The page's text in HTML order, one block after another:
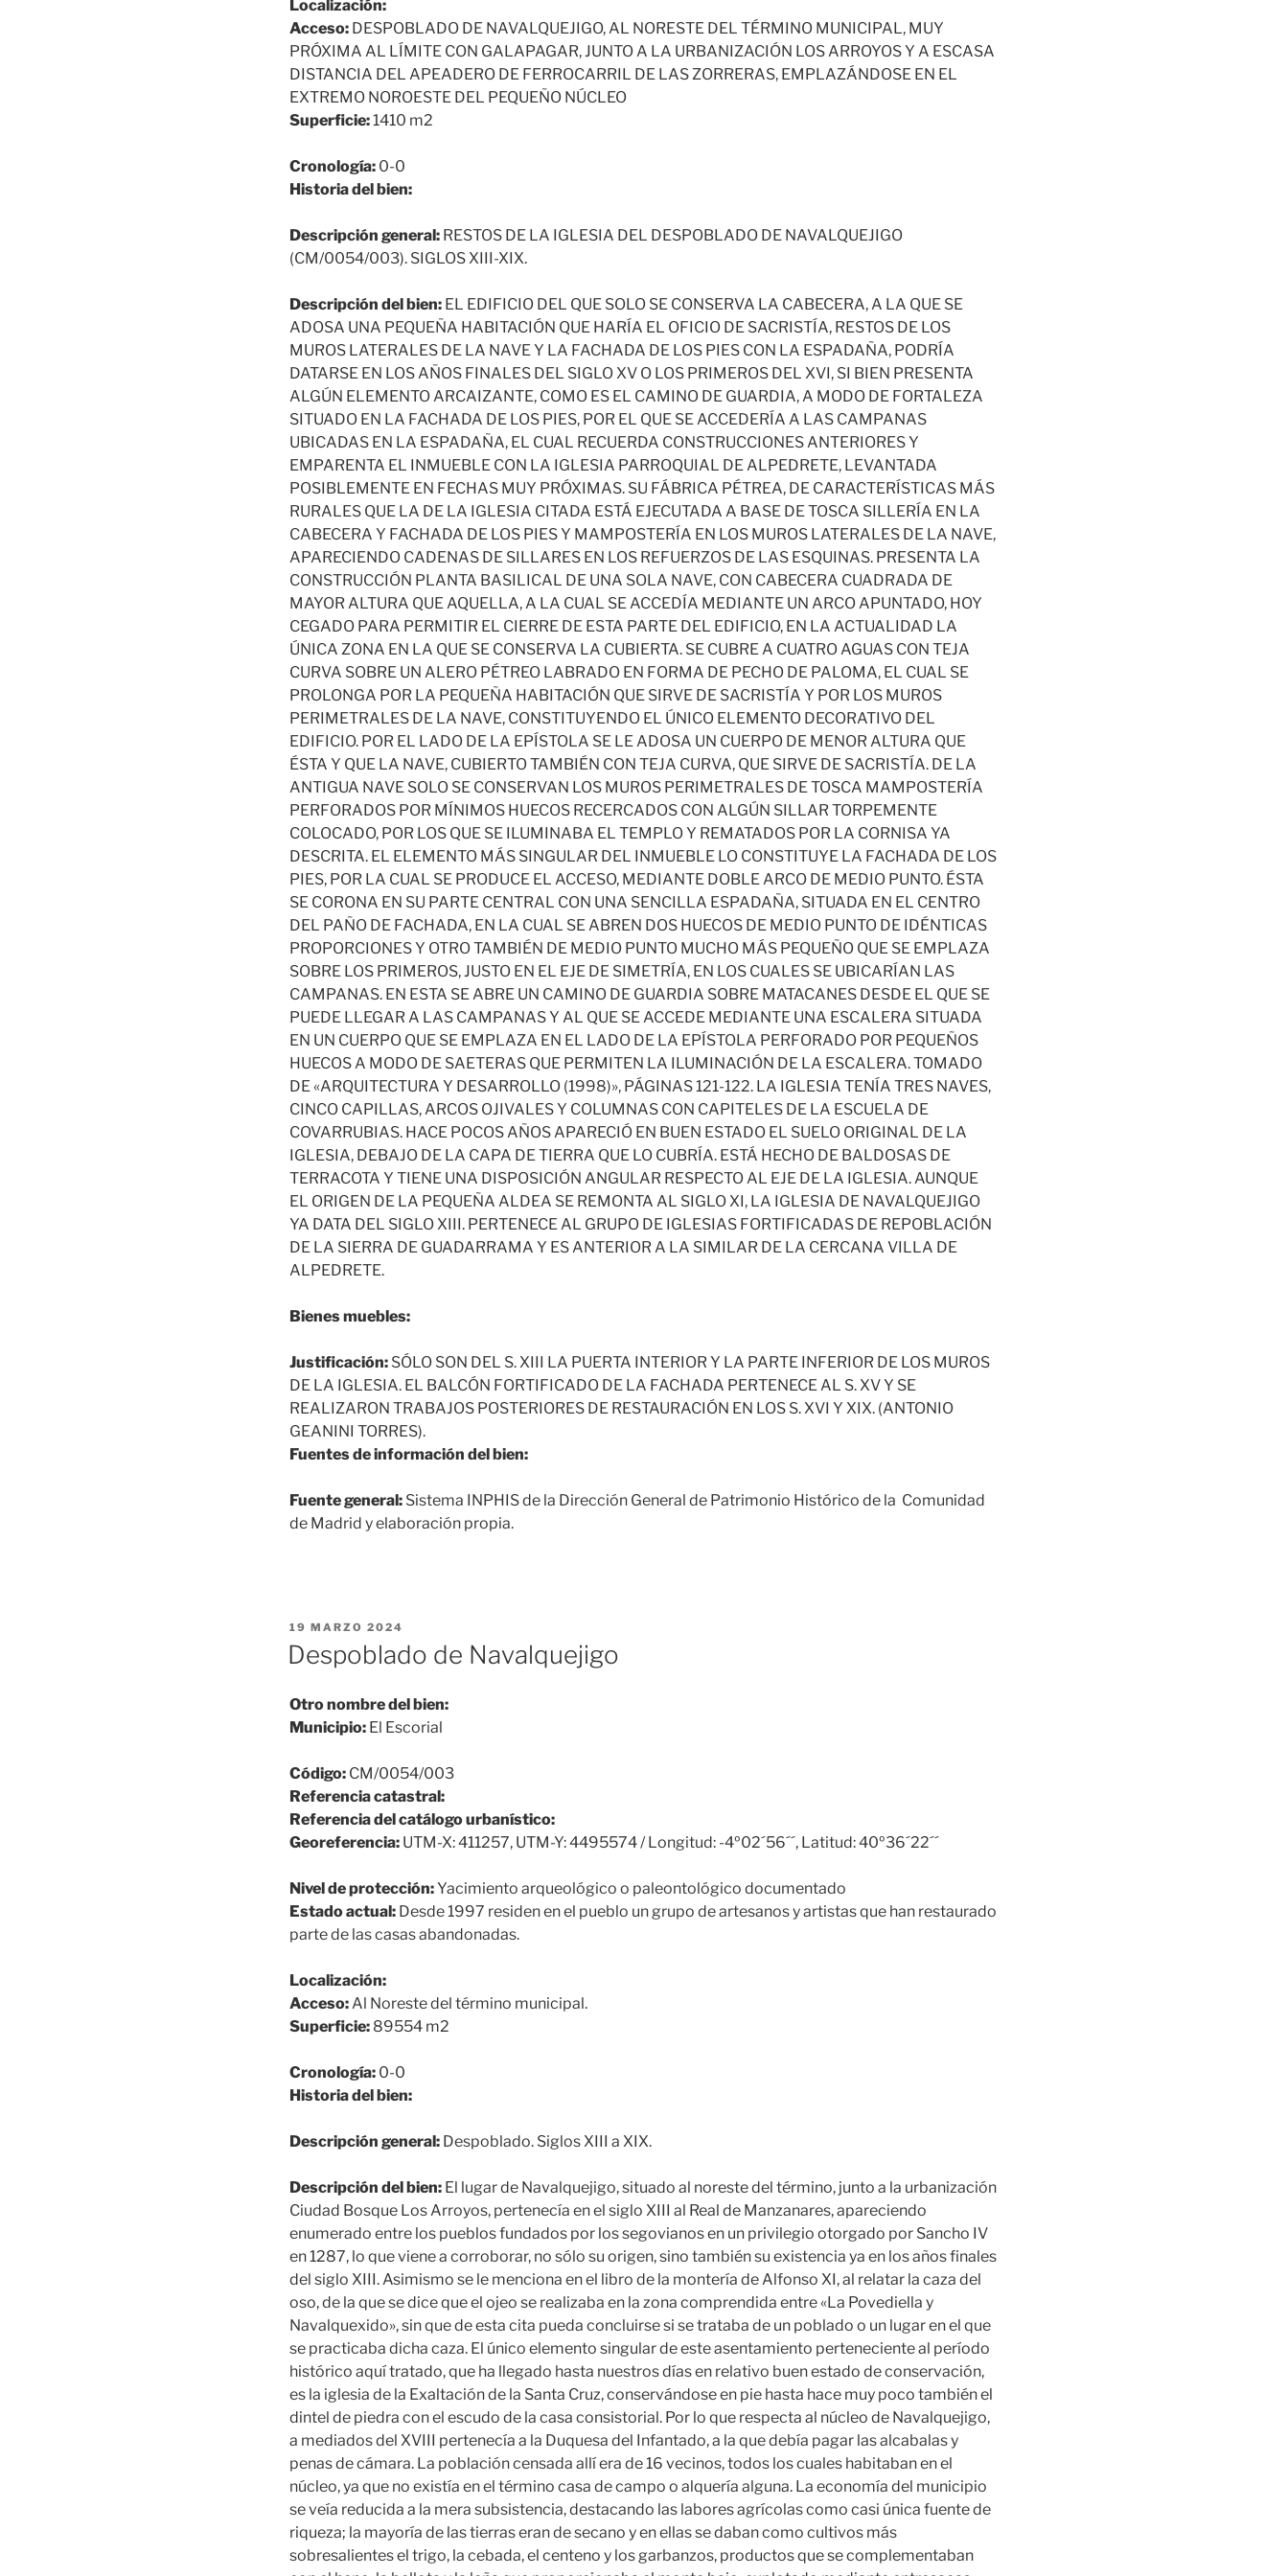
Localización:
Acceso: DESPOBLADO DE NAVALQUEJIGO, AL NORESTE DEL TÉRMINO MUNICIPAL, MUY
PRÓXIMA AL LÍMITE CON GALAPAGAR, JUNTO A LA URBANIZACIÓN LOS ARROYOS Y A ESCASA
DISTANCIA DEL APEADERO DE FERROCARRIL DE LAS ZORRERAS, EMPLAZÁNDOSE EN EL
EXTREMO NOROESTE DEL PEQUEÑO NÚCLEO
Superficie: 1410 m2
Cronología: 0-0
Historia del bien:
Descripción general: RESTOS DE LA IGLESIA DEL DESPOBLADO DE NAVALQUEJIGO
(CM/0054/003). SIGLOS XIII-XIX.
Descripción del bien: EL EDIFICIO DEL QUE SOLO SE CONSERVA LA CABECERA, A LA QUE SE
ADOSA UNA PEQUEÑA HABITACIÓN QUE HARÍA EL OFICIO DE SACRISTÍA, RESTOS DE LOS
MUROS LATERALES DE LA NAVE Y LA FACHADA DE LOS PIES CON LA ESPADAÑA, PODRÍA
DATARSE EN LOS AÑOS FINALES DEL SIGLO XV O LOS PRIMEROS DEL XVI, SI BIEN PRESENTA
ALGÚN ELEMENTO ARCAIZANTE, COMO ES EL CAMINO DE GUARDIA, A MODO DE FORTALEZA
SITUADO EN LA FACHADA DE LOS PIES, POR EL QUE SE ACCEDERÍA A LAS CAMPANAS
UBICADAS EN LA ESPADAÑA, EL CUAL RECUERDA CONSTRUCCIONES ANTERIORES Y
EMPARENTA EL INMUEBLE CON LA IGLESIA PARROQUIAL DE ALPEDRETE, LEVANTADA
POSIBLEMENTE EN FECHAS MUY PRÓXIMAS. SU FÁBRICA PÉTREA, DE CARACTERÍSTICAS MÁS
RURALES QUE LA DE LA IGLESIA CITADA ESTÁ EJECUTADA A BASE DE TOSCA SILLERÍA EN LA
CABECERA Y FACHADA DE LOS PIES Y MAMPOSTERÍA EN LOS MUROS LATERALES DE LA NAVE,
APARECIENDO CADENAS DE SILLARES EN LOS REFUERZOS DE LAS ESQUINAS. PRESENTA LA
CONSTRUCCIÓN PLANTA BASILICAL DE UNA SOLA NAVE, CON CABECERA CUADRADA DE
MAYOR ALTURA QUE AQUELLA, A LA CUAL SE ACCEDÍA MEDIANTE UN ARCO APUNTADO, HOY
CEGADO PARA PERMITIR EL CIERRE DE ESTA PARTE DEL EDIFICIO, EN LA ACTUALIDAD LA
ÚNICA ZONA EN LA QUE SE CONSERVA LA CUBIERTA. SE CUBRE A CUATRO AGUAS CON TEJA
CURVA SOBRE UN ALERO PÉTREO LABRADO EN FORMA DE PECHO DE PALOMA, EL CUAL SE
PROLONGA POR LA PEQUEÑA HABITACIÓN QUE SIRVE DE SACRISTÍA Y POR LOS MUROS
PERIMETRALES DE LA NAVE, CONSTITUYENDO EL ÚNICO ELEMENTO DECORATIVO DEL
EDIFICIO. POR EL LADO DE LA EPÍSTOLA SE LE ADOSA UN CUERPO DE MENOR ALTURA QUE
ÉSTA Y QUE LA NAVE, CUBIERTO TAMBIÉN CON TEJA CURVA, QUE SIRVE DE SACRISTÍA. DE LA
ANTIGUA NAVE SOLO SE CONSERVAN LOS MUROS PERIMETRALES DE TOSCA MAMPOSTERÍA
PERFORADOS POR MÍNIMOS HUECOS RECERCADOS CON ALGÚN SILLAR TORPEMENTE
COLOCADO, POR LOS QUE SE ILUMINABA EL TEMPLO Y REMATADOS POR LA CORNISA YA
DESCRITA. EL ELEMENTO MÁS SINGULAR DEL INMUEBLE LO CONSTITUYE LA FACHADA DE LOS
PIES, POR LA CUAL SE PRODUCE EL ACCESO, MEDIANTE DOBLE ARCO DE MEDIO PUNTO. ÉSTA
SE CORONA EN SU PARTE CENTRAL CON UNA SENCILLA ESPADAÑA, SITUADA EN EL CENTRO
DEL PAÑO DE FACHADA, EN LA CUAL SE ABREN DOS HUECOS DE MEDIO PUNTO DE IDÉNTICAS
PROPORCIONES Y OTRO TAMBIÉN DE MEDIO PUNTO MUCHO MÁS PEQUEÑO QUE SE EMPLAZA
SOBRE LOS PRIMEROS, JUSTO EN EL EJE DE SIMETRÍA, EN LOS CUALES SE UBICARÍAN LAS
CAMPANAS. EN ESTA SE ABRE UN CAMINO DE GUARDIA SOBRE MATACANES DESDE EL QUE SE
PUEDE LLEGAR A LAS CAMPANAS Y AL QUE SE ACCEDE MEDIANTE UNA ESCALERA SITUADA
EN UN CUERPO QUE SE EMPLAZA EN EL LADO DE LA EPÍSTOLA PERFORADO POR PEQUEÑOS
HUECOS A MODO DE SAETERAS QUE PERMITEN LA ILUMINACIÓN DE LA ESCALERA. TOMADO
DE «ARQUITECTURA Y DESARROLLO (1998)», PÁGINAS 121-122. LA IGLESIA TENÍA TRES NAVES,
CINCO CAPILLAS, ARCOS OJIVALES Y COLUMNAS CON CAPITELES DE LA ESCUELA DE
COVARRUBIAS. HACE POCOS AÑOS APARECIÓ EN BUEN ESTADO EL SUELO ORIGINAL DE LA
IGLESIA, DEBAJO DE LA CAPA DE TIERRA QUE LO CUBRÍA. ESTÁ HECHO DE BALDOSAS DE
TERRACOTA Y TIENE UNA DISPOSICIÓN ANGULAR RESPECTO AL EJE DE LA IGLESIA. AUNQUE
EL ORIGEN DE LA PEQUEÑA ALDEA SE REMONTA AL SIGLO XI, LA IGLESIA DE NAVALQUEJIGO
YA DATA DEL SIGLO XIII. PERTENECE AL GRUPO DE IGLESIAS FORTIFICADAS DE REPOBLACIÓN
DE LA SIERRA DE GUADARRAMA Y ES ANTERIOR A LA SIMILAR DE LA CERCANA VILLA DE
ALPEDRETE.
Bienes muebles:
Justificación: SÓLO SON DEL S. XIII LA PUERTA INTERIOR Y LA PARTE INFERIOR DE LOS MUROS
DE LA IGLESIA. EL BALCÓN FORTIFICADO DE LA FACHADA PERTENECE AL S. XV Y SE
REALIZARON TRABAJOS POSTERIORES DE RESTAURACIÓN EN LOS S. XVI Y XIX. (ANTONIO
GEANINI TORRES).
Fuentes de información del bien:
Fuente general: Sistema INPHIS de la Dirección General de Patrimonio Histórico de la Comunidad
de Madrid y elaboración propia.
PUBLICADO
19 MARZO 2024
Despoblado de Navalquejigo
Otro nombre del bien:
Municipio: El Escorial
Código: CM/0054/003
Referencia catastral:
Referencia del catálogo urbanístico:
Georeferencia: UTM-X: 411257, UTM-Y: 4495574 / Longitud: -4º02´56´´, Latitud: 40º36´22´´
Nivel de protección:Yacimiento arqueológico o paleontológico documentado
Estado actual: Desde 1997 residen en el pueblo un grupo de artesanos y artistas que han restaurado
parte de las casas abandonadas.
Localización:
Acceso:Al Noreste del término municipal.
Superficie: 89554 m2
Cronología: 0-0
Historia del bien:
Descripción general: Despoblado. Siglos XIII a XIX.
Descripción del bien: El lugar de Navalquejigo, situado al noreste del término, junto a la urbanización
Ciudad Bosque Los Arroyos, pertenecía en el siglo XIII al Real de Manzanares, apareciendo
enumerado entre los pueblos fundados por los segovianos en un privilegio otorgado por Sancho IV
en 1287, lo que viene a corroborar, no sólo su origen, sino también su existencia ya en los años finales
del siglo XIII. Asimismo se le menciona en el libro de la montería de Alfonso XI, al relatar la caza del
oso, de la que se dice que el ojeo se realizaba en la zona comprendida entre «La Povediella y
Navalquexido», sin que de esta cita pueda concluirse si se trataba de un poblado o un lugar en el que
se practicaba dicha caza. El único elemento singular de este asentamiento perteneciente al período
histórico aquí tratado, que ha llegado hasta nuestros días en relativo buen estado de conservación,
es la iglesia de la Exaltación de la Santa Cruz, conservándose en pie hasta hace muy poco también el
dintel de piedra con el escudo de la casa consistorial. Por lo que respecta al núcleo de Navalquejigo,
a mediados del XVIII pertenecía a la Duquesa del Infantado, a la que debía pagar las alcabalas y
penas de cámara. La población censada allí era de 16 vecinos, todos los cuales habitaban en el
núcleo, ya que no existía en el término casa de campo o alquería alguna. La economía del municipio
se veía reducida a la mera subsistencia, destacando las labores agrícolas como casi única fuente de
riqueza; la mayoría de las tierras eran de secano y en ellas se daban como cultivos más
sobresalientes el trigo, la cebada, el centeno y los garbanzos, productos que se complementaban